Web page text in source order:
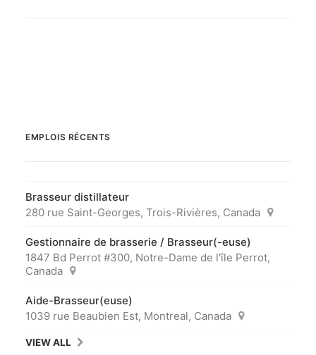
EMPLOIS RÉCENTS
Brasseur distillateur
280 rue Saint-Georges, Trois-Rivières, Canada
Gestionnaire de brasserie / Brasseur(-euse)
1847 Bd Perrot #300, Notre-Dame de l'île Perrot,
Canada
Aide-Brasseur(euse)
1039 rue Beaubien Est, Montreal, Canada
VIEW ALL